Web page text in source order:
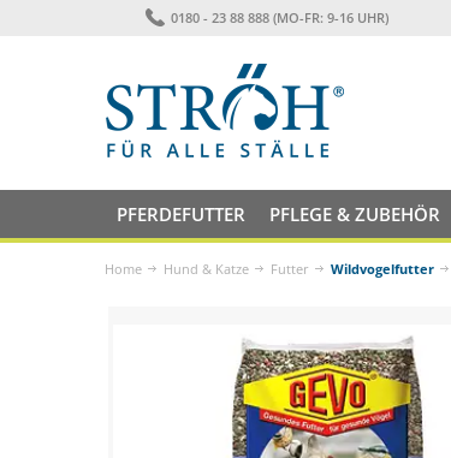
0180 - 23 88 888 (MO-FR: 9-16 UHR)
PFERDEFUTTER PFLEGE & ZUBEHÖR
Home Hund & Katze Futter Wildvogelfutter